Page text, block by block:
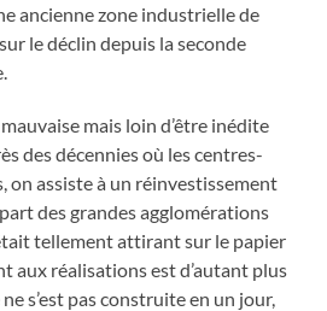
ancienne zone industrielle de
le déclin depuis la seconde
mauvaise mais loin d’être inédite
des décennies où les centres-
on assiste à un réinvestissement
des grandes agglomérations
tellement attirant sur le papier
aux réalisations est d’autant plus
s’est pas construite en un jour,